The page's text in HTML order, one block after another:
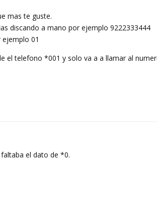
mas te guste.
discando a mano por ejemplo 9222333444
01
el telefono *001 y solo va a a llamar al
el dato de *0.